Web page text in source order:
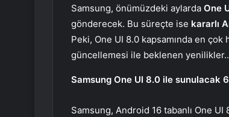
Samsung, önümüzdeki aylarda One
gönderecek. Bu süreçte ise kararlı
Peki, One UI 8.0 kapsamında en
güncellemesi ile beklenen
Samsung One UI 8.0 ile sunulacak
Samsung, Android 16 tabanlı One